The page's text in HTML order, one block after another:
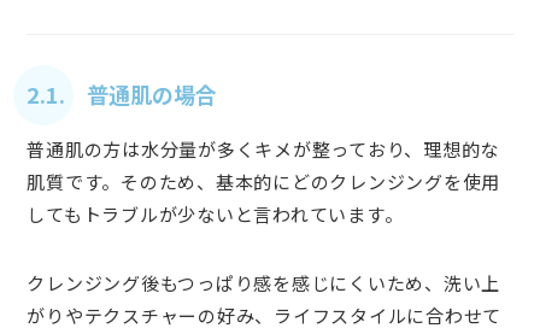
2.1. 普通肌の場合
普通肌の方は水分量が多くキメが整っており、理想的な
肌質です。そのため、基本的にどのクレンジングを使用
してもトラブルが少ないと言われています。
クレンジング後もつっぱり感を感じにくいため、洗い上
がりやテクスチャーの好み、ライフスタイルに合わせて